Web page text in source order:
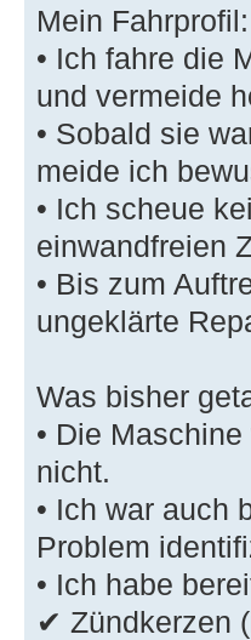
Mein Fahrprofil:
• Ich fahre die
und vermeide
• Sobald sie
meide ich
• Ich scheue
einwandfreien
• Bis zum
ungeklärte
Was bisher
• Die
nicht.
• Ich war auch
Problem
• Ich habe
✔ Zündkerzen